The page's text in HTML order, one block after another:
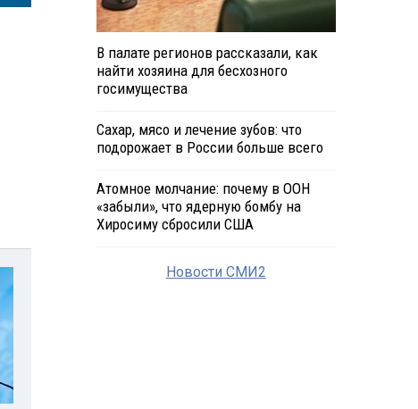
В палате регионов рассказали, как
найти хозяина для бесхозного
госимущества
Сахар, мясо и лечение зубов: что
подорожает в России больше всего
Атомное молчание: почему в ООН
«забыли», что ядерную бомбу на
Хиросиму сбросили США
Новости СМИ2